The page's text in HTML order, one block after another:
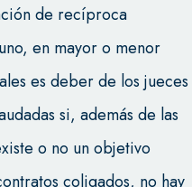
de recíproca
en mayor o menor
es deber de los jueces
si, además de las
o no un objetivo
coligados, no hay